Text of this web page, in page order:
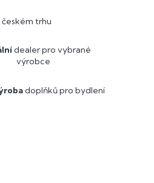
v
y
v
ý
i
českém trhu
dealer pro vybrané
výrobce
doplňků pro bydlení